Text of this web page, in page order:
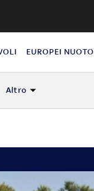
EUROPEI NUOTO
Altro